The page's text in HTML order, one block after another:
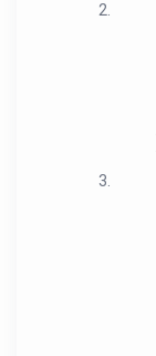
2.
3.